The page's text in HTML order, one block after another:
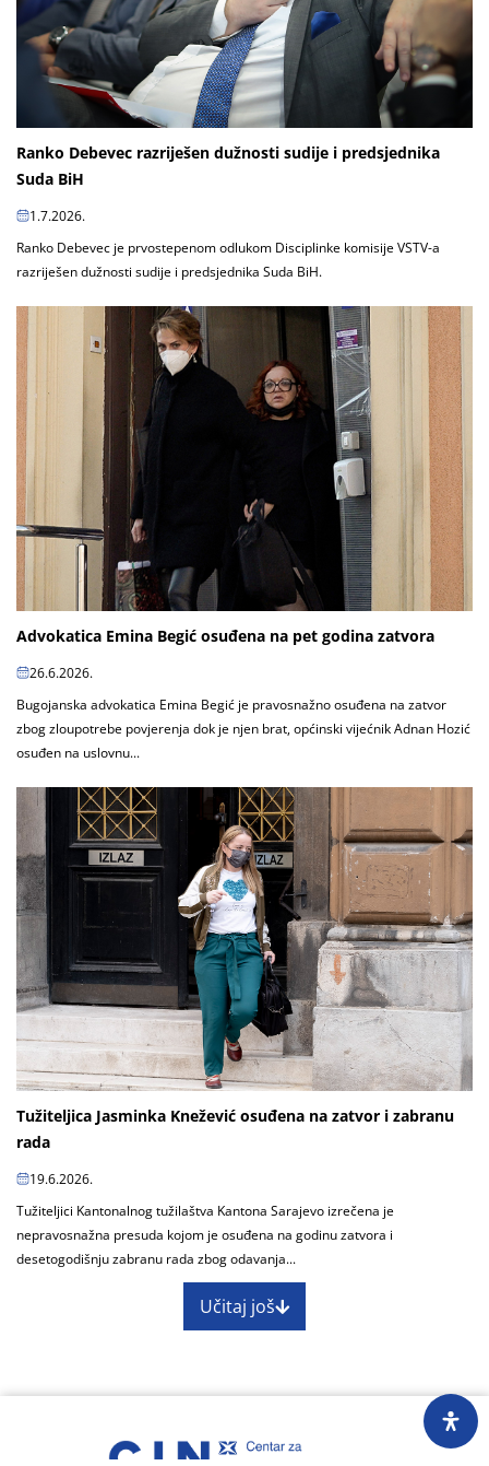
Ranko Debevec razriješen dužnosti sudije i predsjednika
Suda BiH
1.7.2026.
Ranko Debevec je prvostepenom odlukom Disciplinke komisije VSTV-a
razriješen dužnosti sudije i predsjednika Suda BiH.
Advokatica Emina Begić osuđena na pet godina zatvora
26.6.2026.
Bugojanska advokatica Emina Begić je pravosnažno osuđena na zatvor
zbog zloupotrebe povjerenja dok je njen brat, općinski vijećnik Adnan Hozić
osuđen na uslovnu...
Tužiteljica Jasminka Knežević osuđena na zatvor i zabranu
rada
19.6.2026.
Tužiteljici Kantonalnog tužilaštva Kantona Sarajevo izrečena je
nepravosnažna presuda kojom je osuđena na godinu zatvora i
desetogodišnju zabranu rada zbog odavanja...
Učitaj još